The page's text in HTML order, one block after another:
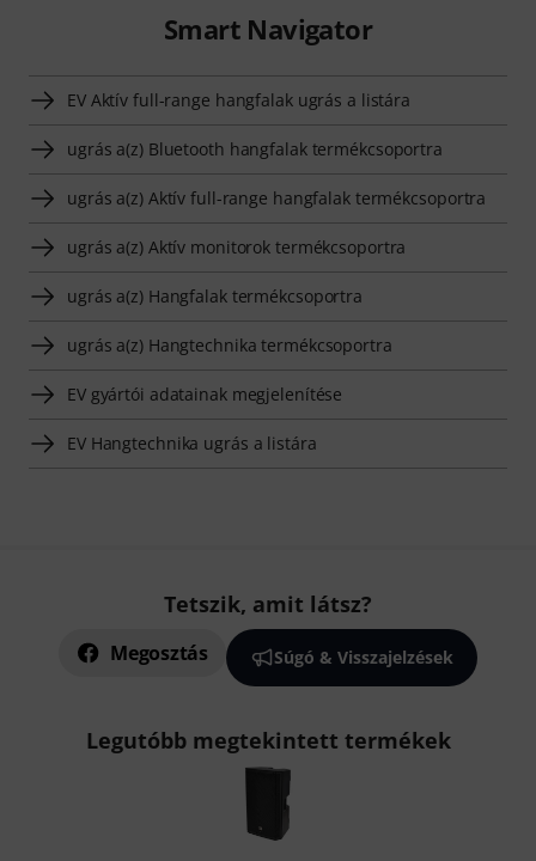
Smart Navigator
EV Aktív full-range hangfalak ugrás a listára
ugrás a(z) Bluetooth hangfalak termékcsoportra
ugrás a(z) Aktív full-range hangfalak termékcsoportra
ugrás a(z) Aktív monitorok termékcsoportra
ugrás a(z) Hangfalak termékcsoportra
ugrás a(z) Hangtechnika termékcsoportra
EV gyártói adatainak megjelenítése
EV Hangtechnika ugrás a listára
Tetszik, amit látsz?
Megosztás Súgó & Visszajelzések
Legutóbb megtekintett termékek